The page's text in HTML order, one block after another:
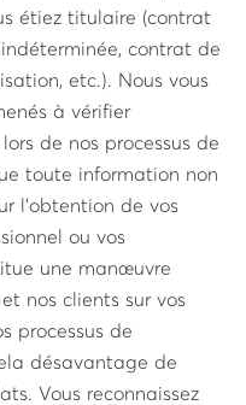
étiez titulaire (contrat
contrat de
etc.). Nous vous
à vérifier
de nos processus de
toute information non
l’obtention de vos
ou vos
une manœuvre
nos clients sur vos
processus de
désavantage de
Vous reconnaissez